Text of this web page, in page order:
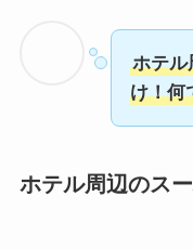
ホテル
け！何
ホテル周辺のス